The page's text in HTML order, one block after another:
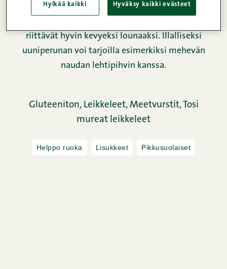
lisukkeeksi että yksistään nautittaviksi. Kun
riittävät hyvin kevyeksi lounaaksi. Illalliseksi
uuniperunan voi tarjoilla esimerkiksi mehevän
naudan lehtipihvin kanssa.
Gluteeniton, Leikkeleet, Meetvurstit, Tosi
mureat leikkeleet
Helppo ruoka Lisukkeet Pikkusuolaiset
Hylkää kaikki Hyväksy kaikki evästeet